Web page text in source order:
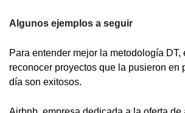
Algunos ejemplos a seguir
Para entender mejor la metodología DT,
reconocer proyectos que la pusieron en
día son exitosos.